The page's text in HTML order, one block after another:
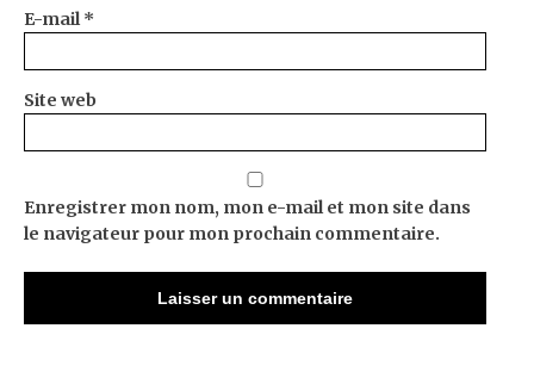
E-mail*
Site web
Enregistrer mon nom, mon e-mail et mon site dans
le navigateur pour mon prochain commentaire.